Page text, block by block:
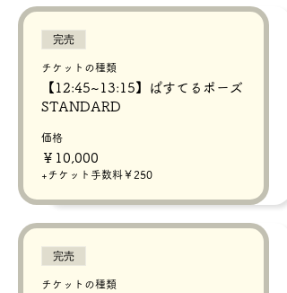
完売
チケットの種類
【12:45~13:15】ぱすてるポーズ
STANDARD
価格
￥10,000
+チケット手数料￥250
完売
チケットの種類